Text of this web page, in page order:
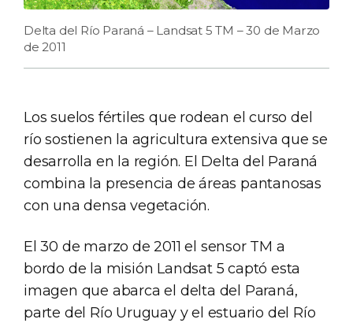
Delta del Río Paraná – Landsat 5 TM – 30 de Marzo
de 2011
Los suelos fértiles que rodean el curso del
río sostienen la agricultura extensiva que se
desarrolla en la región. El Delta del Paraná
combina la presencia de áreas pantanosas
con una densa vegetación.
El 30 de marzo de 2011 el sensor TM a
bordo de la misión Landsat 5 captó esta
imagen que abarca el delta del Paraná,
parte del Río Uruguay y el estuario del Río